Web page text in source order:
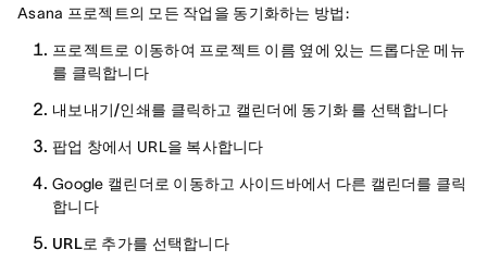
Asana 프로젝트의 모든 작업을 동기화하는 방법:
프로젝트로 이동하여 프로젝트 이름 옆에 있는 드롭다운 메뉴
를 클릭합니다
내보내기/인쇄를 클릭하고 캘린더에 동기화 를 선택합니다
팝업 창에서 URL을 복사합니다
Google 캘린더로 이동하고 사이드바에서 다른 캘린더를 클릭
합니다
URL로 추가를 선택합니다